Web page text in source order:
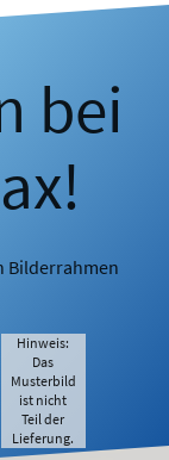
bei
Bilderrahmen
Hinweis:
Das
Musterbild
ist nicht
Teil der
Lieferung.